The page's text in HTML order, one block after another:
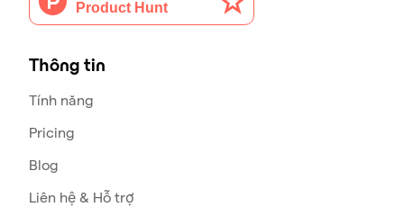
Thông tin
Tính năng
Pricing
Blog
Liên hệ & Hỗ trợ